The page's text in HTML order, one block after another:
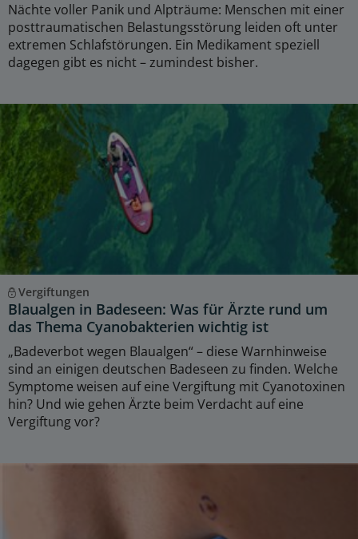
Nächte voller Panik und Alpträume: Menschen mit einer
posttraumatischen Belastungsstörung leiden oft unter
extremen Schlafstörungen. Ein Medikament speziell
dagegen gibt es nicht – zumindest bisher.
Vergiftungen
Blaualgen in Badeseen: Was für Ärzte rund um
das Thema Cyanobakterien wichtig ist
„Badeverbot wegen Blaualgen“ – diese Warnhinweise
sind an einigen deutschen Badeseen zu finden. Welche
Symptome weisen auf eine Vergiftung mit Cyanotoxinen
hin? Und wie gehen Ärzte beim Verdacht auf eine
Vergiftung vor?